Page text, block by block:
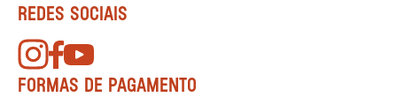
REDES SOCIAIS
FORMAS DE PAGAMENTO